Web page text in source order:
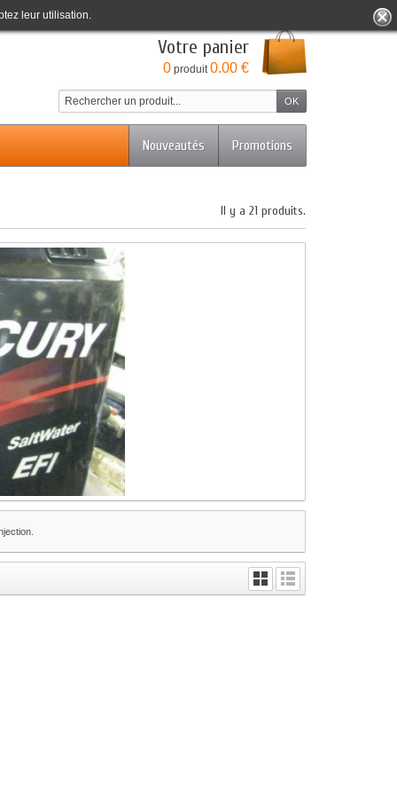
Bienvenue
Votre panier
0 produit0.00 €
Promotions
Nouveautés
leur utilisation.
Il y a 21 produits.